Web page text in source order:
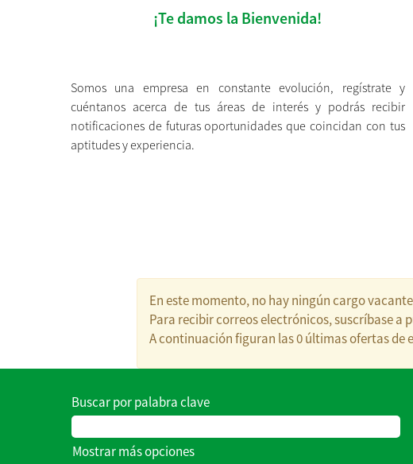
¡Te damos la Bienvenida!
Somos una empresa en constante evolución, regístrate y
cuéntanos acerca de tus áreas de interés y podrás recibir
notificaciones de futuras oportunidades que coincidan con tus
aptitudes y experiencia.
En este momento, no hay ningún cargo
Para recibir correos electrónicos, suscríbase a
A continuación figuran las 0 últimas ofertas de
Buscar por palabra clave
Mostrar más opciones